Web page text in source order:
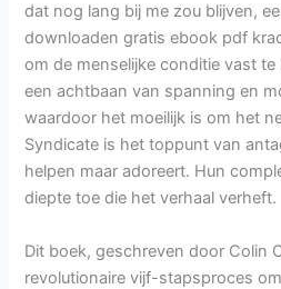
dat nog lang bij me zou blijven,
downloaden gratis ebook pdf
om de menselijke conditie vast te
een achtbaan van spanning en
waardoor het moeilijk is om het
Syndicate is het toppunt van
helpen maar adoreert. Hun
diepte toe die het verhaal verheft.
Dit boek, geschreven door Colin
revolutionaire vijf-stapsproces